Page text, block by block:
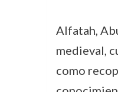
Alfatah,
medieval,
como